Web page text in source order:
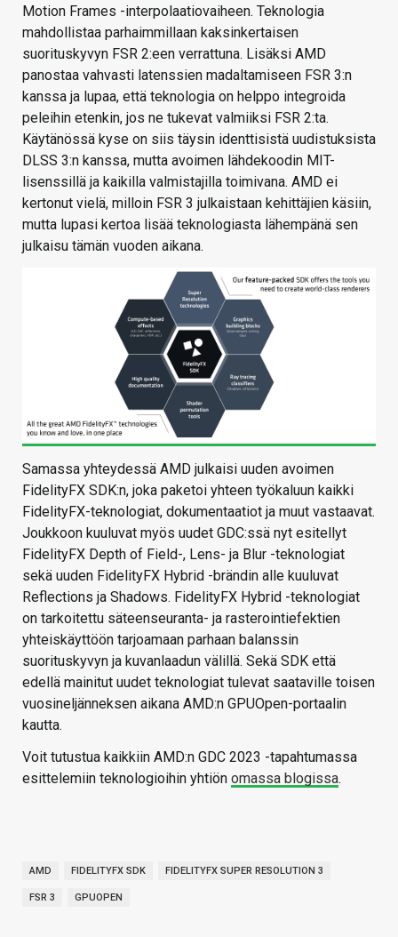
Motion Frames -interpolaatiovaiheen. Teknologia
mahdollistaa parhaimmillaan kaksinkertaisen
suorituskyvyn FSR 2:een verrattuna. Lisäksi AMD
panostaa vahvasti latenssien madaltamiseen FSR 3:n
kanssa ja lupaa, että teknologia on helppo integroida
peleihin etenkin, jos ne tukevat valmiiksi FSR 2:ta.
Käytänössä kyse on siis täysin identtisistä uudistuksista
DLSS 3:n kanssa, mutta avoimen lähdekoodin MIT-
lisenssillä ja kaikilla valmistajilla toimivana. AMD ei
kertonut vielä, milloin FSR 3 julkaistaan kehittäjien käsiin,
mutta lupasi kertoa lisää teknologiasta lähempänä sen
julkaisu tämän vuoden aikana.
Samassa yhteydessä AMD julkaisi uuden avoimen
FidelityFX SDK:n, joka paketoi yhteen työkaluun kaikki
FidelityFX-teknologiat, dokumentaatiot ja muut vastaavat.
Joukkoon kuuluvat myös uudet GDC:ssä nyt esitellyt
FidelityFX Depth of Field-, Lens- ja Blur -teknologiat
sekä uuden FidelityFX Hybrid -brändin alle kuuluvat
Reflections ja Shadows. FidelityFX Hybrid -teknologiat
on tarkoitettu säteenseuranta- ja rasterointiefektien
yhteiskäyttöön tarjoamaan parhaan balanssin
suorituskyvyn ja kuvanlaadun välillä. Sekä SDK että
edellä mainitut uudet teknologiat tulevat saataville toisen
vuosineljänneksen aikana AMD:n GPUOpen-portaalin
kautta.
Voit tutustua kaikkiin AMD:n GDC 2023 -tapahtumassa
esittelemiin teknologioihin yhtiön omassa blogissa.
AMD FIDELITYFX SDK FIDELITYFX SUPER RESOLUTION 3
FSR 3 GPUOPEN